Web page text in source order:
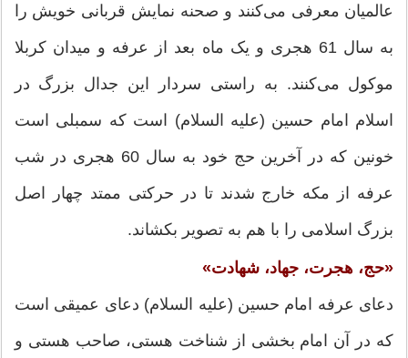
عالمیان معرفی می‌کنند و صحنه نمایش قربانی خویش را
به سال 61 هجری و یک ماه بعد از عرفه و میدان کربلا
موکول می‌کنند. به راستی سردار این جدال بزرگ در
اسلام امام حسین (علیه السلام) است که سمبلی است
خونین که در آخرین حج خود به سال 60 هجری در شب
عرفه از مکه خارج شدند تا در حرکتی ممتد چهار اصل
بزرگ اسلامی را با هم به تصویر بکشاند.
«حج، هجرت، جهاد، شهادت»
دعای عرفه امام حسین (علیه السلام) دعای عمیقی است
که در آن امام بخشی از شناخت هستی، صاحب هستی و